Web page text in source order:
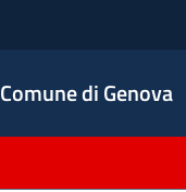
Comune di Genova